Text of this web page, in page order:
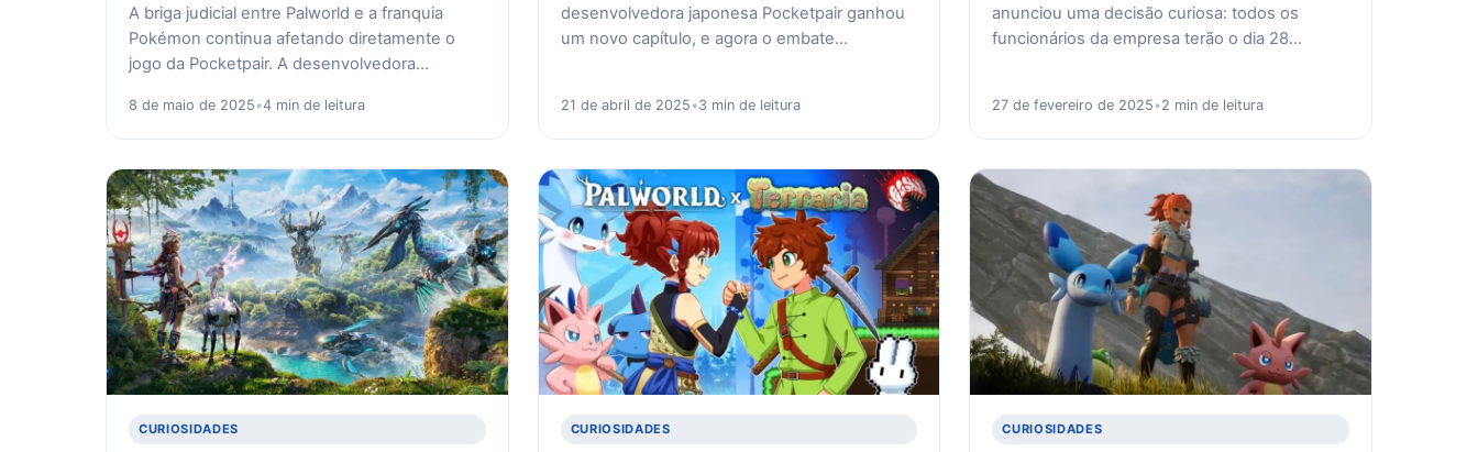
A briga judicial entre Palworld e a franquia
Pokémon continua afetando diretamente o
jogo da Pocketpair. A desenvolvedora…
8 de maio de 2025•4 min de leitura
desenvolvedora japonesa Pocketpair ganhou
um novo capítulo, e agora o embate…
21 de abril de 2025•3 min de leitura
anunciou uma decisão curiosa: todos os
funcionários da empresa terão o dia 28…
27 de fevereiro de 2025•2 min de leitura
CURIOSIDADES CURIOSIDADES CURIOSIDADES